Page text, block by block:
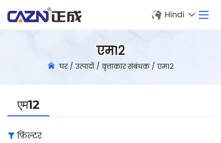
Hindi
एम12
घर/उत्पादों/वृत्ताकार संबंधक/एम12
एम12
फ़िल्टर